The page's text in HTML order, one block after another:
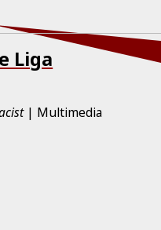
Liga
Multimedia